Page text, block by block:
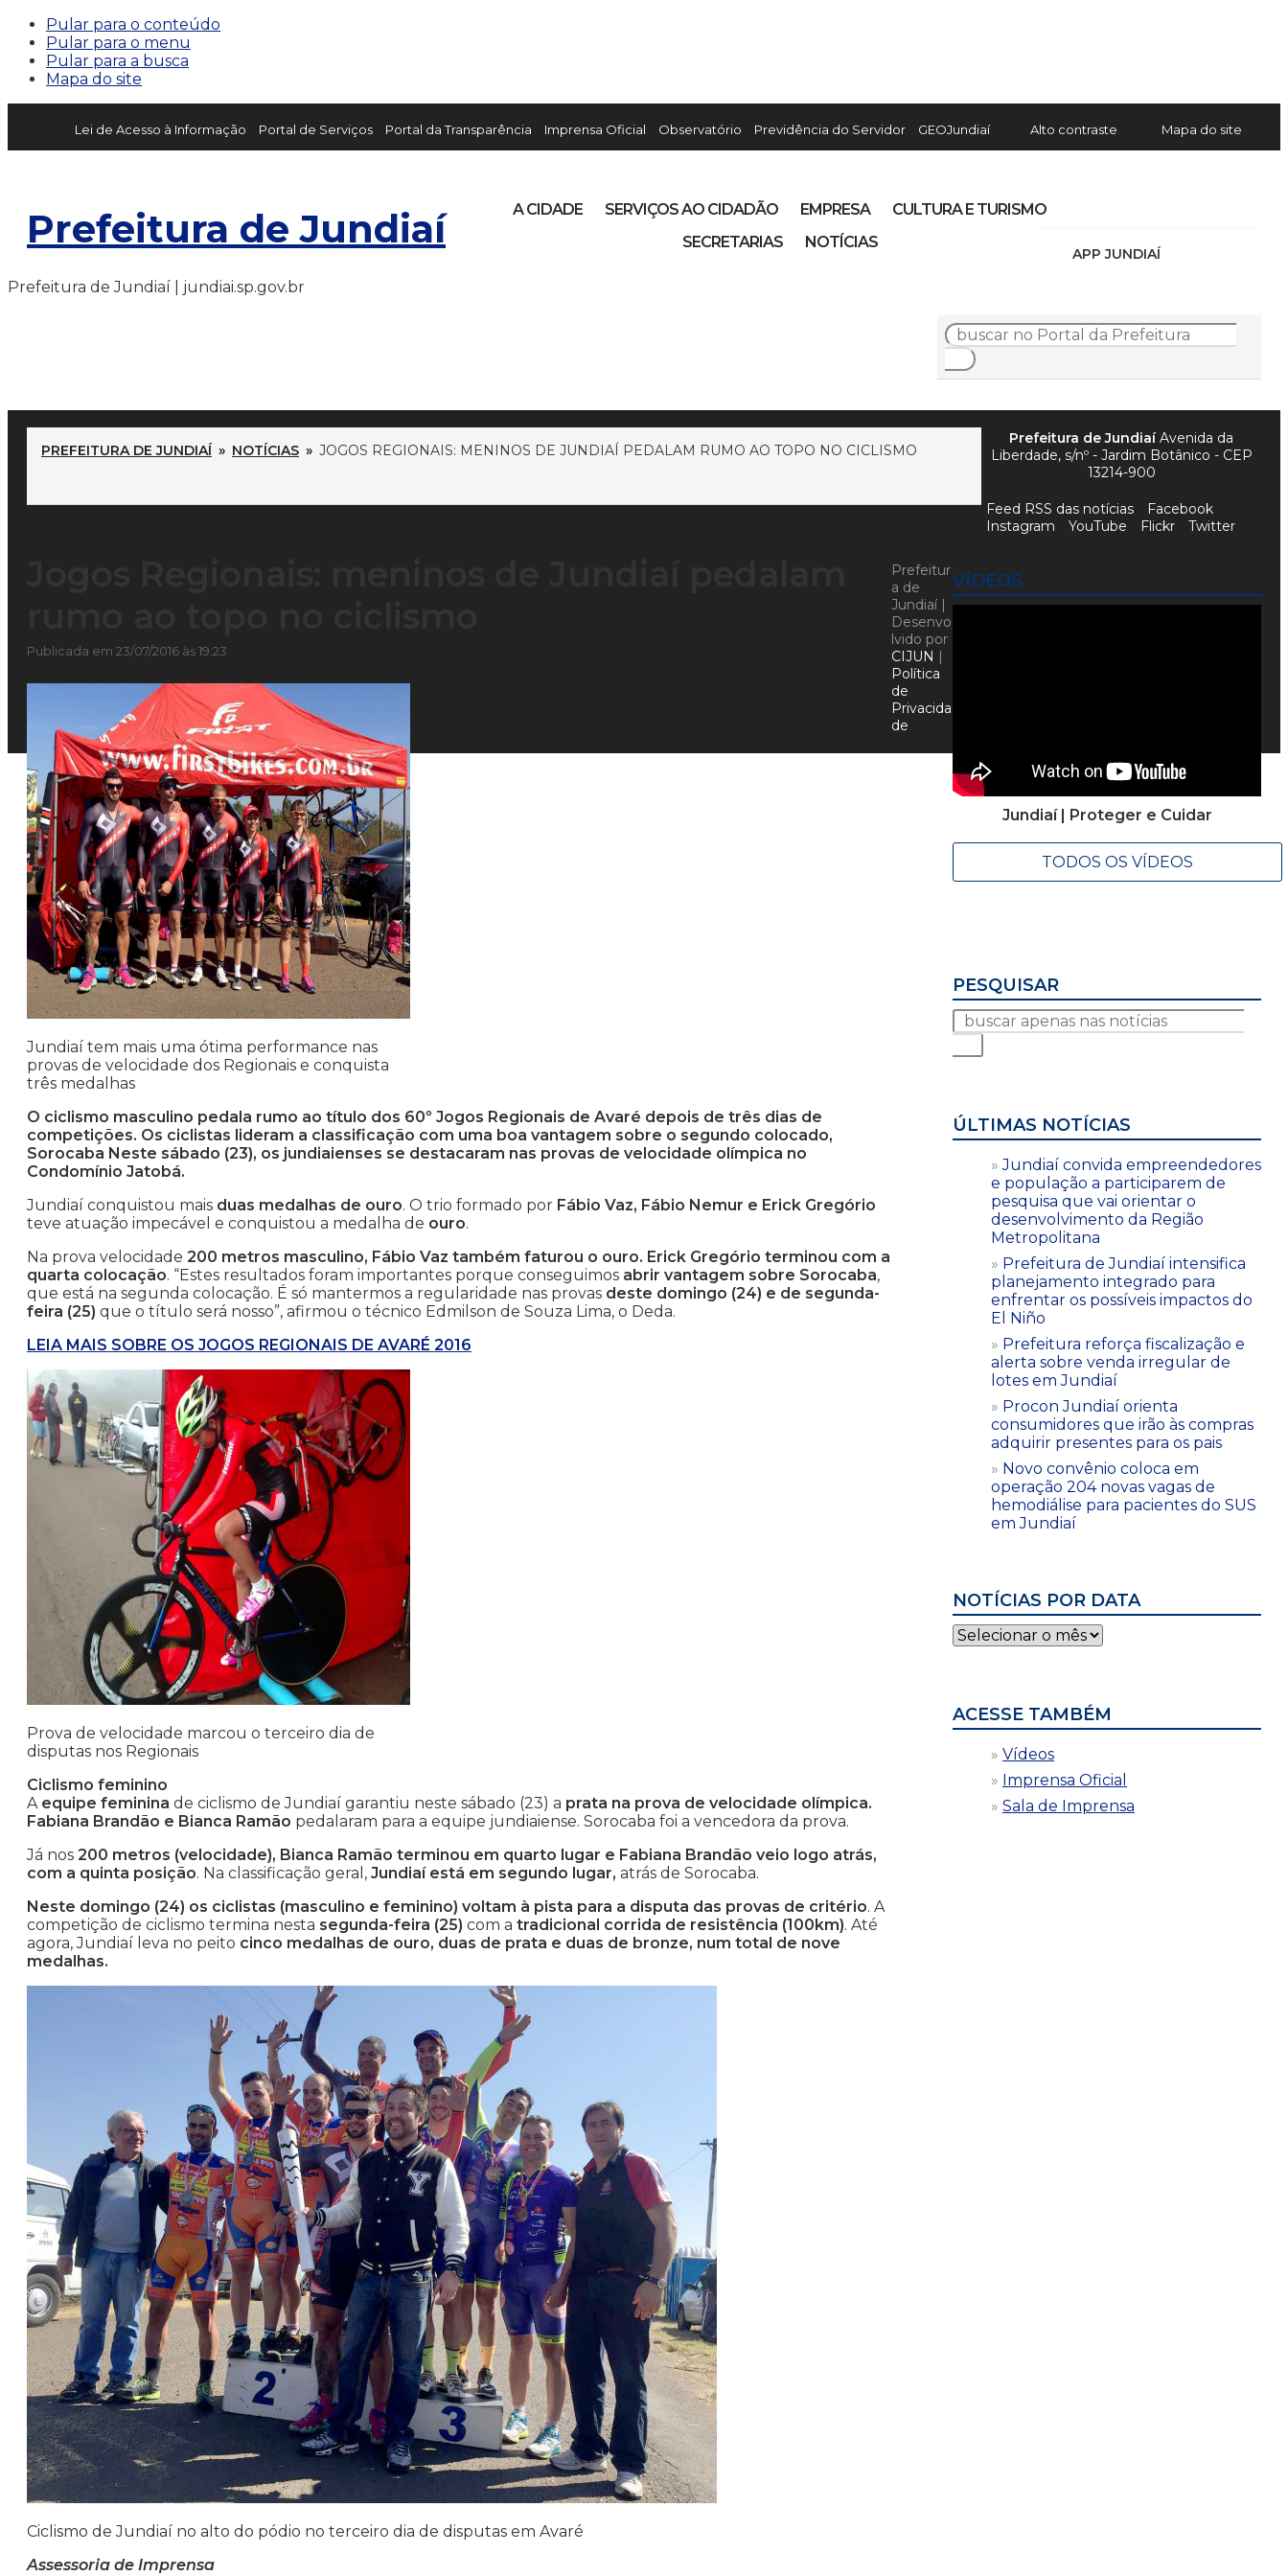
Pular para o conteúdo
Pular para o menu
Pular para a busca
Mapa do site
Lei de Acesso à Informação Portal de Serviços Portal da Transparência Imprensa Oficial Observatório Previdência do Servidor GEOJundiaí Alto contraste Mapa do site
Prefeitura de Jundiaí
APP JUNDIAÍ
A CIDADE SERVIÇOS AO CIDADÃO EMPRESA
CULTURA E TURISMO
SECRETARIAS
NOTÍCIAS
Prefeitura de Jundiaí | jundiai.sp.gov.br
PREFEITURA DE JUNDIAÍ » NOTÍCIAS » JOGOS REGIONAIS: MENINOS DE JUNDIAÍ PEDALAM RUMO AO TOPO NO CICLISMO
Publicada em 23/07/2016 às 19:23
Jundiaí tem mais uma ótima performance nas
provas de velocidade dos Regionais e conquista
três medalhas
O ciclismo masculino pedala rumo ao título dos 60º Jogos Regionais de Avaré depois de três dias de
competições. Os ciclistas lideram a classificação com uma boa vantagem sobre o segundo colocado,
Sorocaba Neste sábado (23), os jundiaienses se destacaram nas provas de velocidade olímpica no
Condomínio Jatobá.
Jundiaí conquistou mais duas medalhas de ouro. O trio formado por Fábio Vaz, Fábio Nemur e Erick Gregório
teve atuação impecável e conquistou a medalha de ouro.
Na prova velocidade 200 metros masculino, Fábio Vaz também faturou o ouro. Erick Gregório terminou com a
quarta colocação. “Estes resultados foram importantes porque conseguimos abrir vantagem sobre Sorocaba,
que está na segunda colocação. É só mantermos a regularidade nas provas deste domingo (24) e de segunda-
feira (25) que o título será nosso”, afirmou o técnico Edmilson de Souza Lima, o Deda.
LEIA MAIS SOBRE OS JOGOS REGIONAIS DE AVARÉ 2016
Prova de velocidade marcou o terceiro dia de
disputas nos Regionais
Ciclismo feminino
A equipe feminina de ciclismo de Jundiaí garantiu neste sábado (23) a prata na prova de velocidade olímpica.
Fabiana Brandão e Bianca Ramão pedalaram para a equipe jundiaiense. Sorocaba foi a vencedora da prova.
Já nos 200 metros (velocidade), Bianca Ramão terminou em quarto lugar e Fabiana Brandão veio logo atrás,
com a quinta posição. Na classificação geral, Jundiaí está em segundo lugar, atrás de Sorocaba.
Neste domingo (24) os ciclistas (masculino e feminino) voltam à pista para a disputa das provas de critério. A
competição de ciclismo termina nesta segunda-feira (25) com a tradicional corrida de resistência (100km). Até
agora, Jundiaí leva no peito cinco medalhas de ouro, duas de prata e duas de bronze, num total de nove
medalhas.
Ciclismo de Jundiaí no alto do pódio no terceiro dia de disputas em Avaré
Assessoria de Imprensa
VÍDEOS
Jundiaí | Proteger e Cuidar
TODOS OS VÍDEOS
PESQUISAR
ÚLTIMAS NOTÍCIAS
Jundiaí convida empreendedores
e população a participarem de
pesquisa que vai orientar o
desenvolvimento da Região
Metropolitana
Prefeitura de Jundiaí intensifica
planejamento integrado para
enfrentar os possíveis impactos do
El Niño
Prefeitura reforça fiscalização e
alerta sobre venda irregular de
lotes em Jundiaí
Procon Jundiaí orienta
consumidores que irão às compras
adquirir presentes para os pais
Novo convênio coloca em
operação 204 novas vagas de
hemodiálise para pacientes do SUS
em Jundiaí
NOTÍCIAS POR DATA
Notícias
por
ACESSE TAMBÉM
Vídeos
Imprensa Oficial
Sala de Imprensa
Prefeitura de JundiaíAvenida da
Liberdade, s/nº - Jardim Botânico - CEP
13214-900
Feed RSS das notícias
Facebook
Instagram
YouTube Flickr Twitter
Prefeitur
a de
Jundiaí |
Desenvo
lvido por
CIJUN |
Política
de
Privacida
de